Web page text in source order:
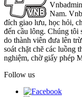
Nam.
đích giao lưu, học hỏi,
đến cầu lông. Chúng tôi
do thành viên đưa lên
soát chặt chẽ các luồng
nghiệm, chờ giấy phép
Follow us